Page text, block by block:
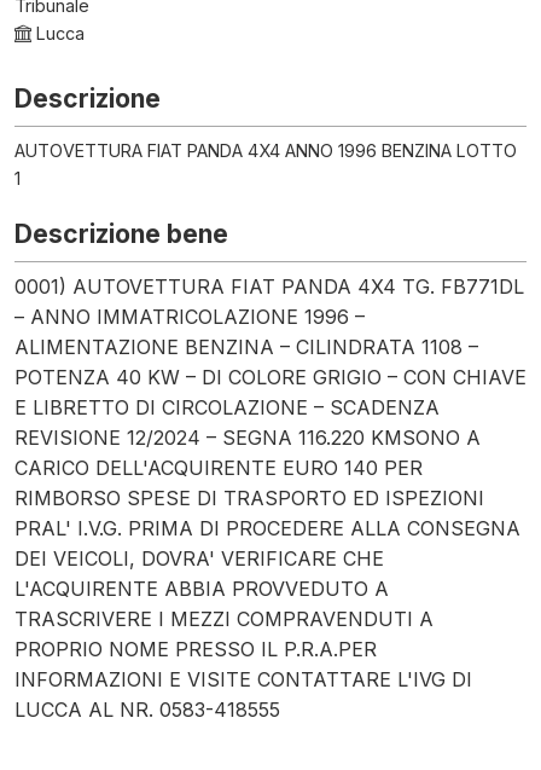
Tribunale
Lucca
Descrizione
AUTOVETTURA FIAT PANDA 4X4 ANNO 1996 BENZINA LOTTO
1
Descrizione bene
0001) AUTOVETTURA FIAT PANDA 4X4 TG. FB771DL
– ANNO IMMATRICOLAZIONE 1996 –
ALIMENTAZIONE BENZINA – CILINDRATA 1108 –
POTENZA 40 KW – DI COLORE GRIGIO – CON CHIAVE
E LIBRETTO DI CIRCOLAZIONE – SCADENZA
REVISIONE 12/2024 – SEGNA 116.220 KMSONO A
CARICO DELL'ACQUIRENTE EURO 140 PER
RIMBORSO SPESE DI TRASPORTO ED ISPEZIONI
PRAL' I.V.G. PRIMA DI PROCEDERE ALLA CONSEGNA
DEI VEICOLI, DOVRA' VERIFICARE CHE
L'ACQUIRENTE ABBIA PROVVEDUTO A
TRASCRIVERE I MEZZI COMPRAVENDUTI A
PROPRIO NOME PRESSO IL P.R.A.PER
INFORMAZIONI E VISITE CONTATTARE L'IVG DI
LUCCA AL NR. 0583-418555